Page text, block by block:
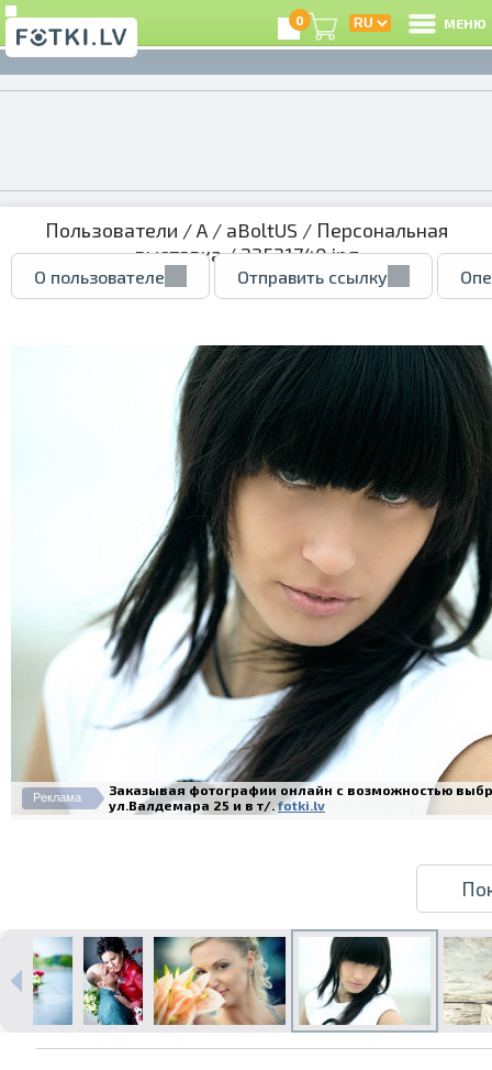
Печать в течение 1 часа в Риге –
0 МЕНЮ
Пользователи /A/ aBoltUS / Персональная
выставка/ 23521740.jpg
О пользователе Отправить ссылку
Реклама
Заказывая фотографии онлайн с возможностью
ул.Валдемара 25 и в т/. fotki.lv